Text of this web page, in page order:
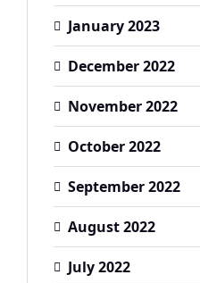
January 2023
December 2022
November 2022
October 2022
September 2022
August 2022
July 2022